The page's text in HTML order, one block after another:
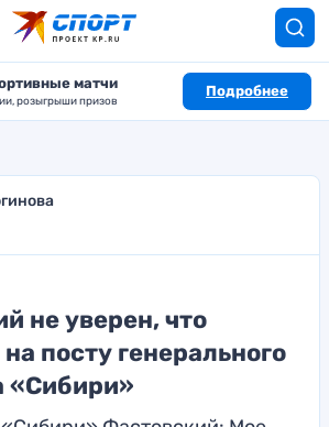
матчи
розыгрыши призов
Подробнее
не уверен, что
посту генерального
«Сибири»